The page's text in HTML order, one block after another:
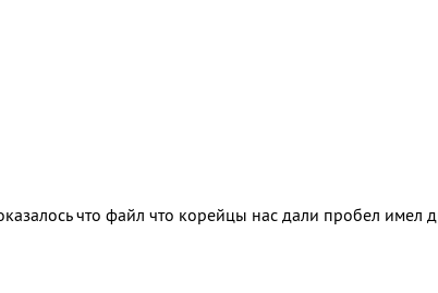
что файл что корейцы нас дали пробел имел